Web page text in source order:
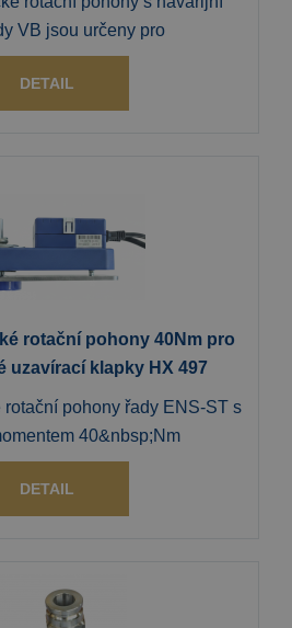
VB jsou určeny pro
DETAIL
rotační pohony 40Nm pro
uzavírací klapky HX 497
rotační pohony řady ENS-ST s
40&nbsp;Nm
DETAIL